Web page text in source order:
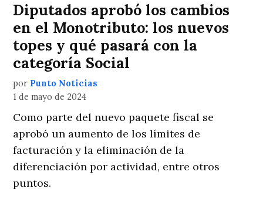
Diputados aprobó los cambios
en el Monotributo: los nuevos
topes y qué pasará con la
categoría Social
por Punto Noticias
1 de mayo de 2024
Como parte del nuevo paquete fiscal se
aprobó un aumento de los límites de
facturación y la eliminación de la
diferenciación por actividad, entre otros
puntos.